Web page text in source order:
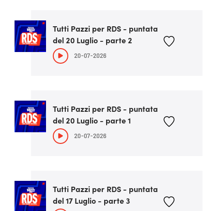
Tutti Pazzi per RDS - puntata
del 20 Luglio - parte 2
20-07-2026
Tutti Pazzi per RDS - puntata
del 20 Luglio - parte 1
20-07-2026
Tutti Pazzi per RDS - puntata
del 17 Luglio - parte 3